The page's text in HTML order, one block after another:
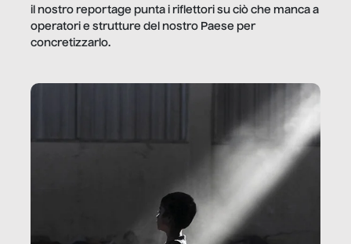
il nostro reportage punta i riflettori su ciò che manca a
operatori e strutture del nostro Paese per
concretizzarlo.